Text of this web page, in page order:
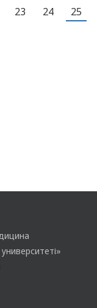
ақ
23 24 25